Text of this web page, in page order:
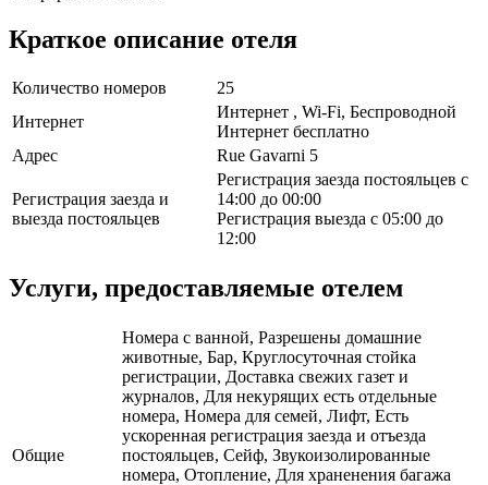
Краткое описание отеля
Количество номеров
25
Интернет
Интернет , Wi-Fi, Беспроводной
Интернет бесплатно
Адрес
Rue Gavarni 5
Регистрация заезда и
выезда постояльцев
Регистрация заезда постояльцев с
14:00 до 00:00
Регистрация выезда с 05:00 до
12:00
Услуги, предоставляемые отелем
Общие
Номера с ванной, Разрешены домашние
животные, Бар, Круглосуточная стойка
регистрации, Доставка свежих газет и
журналов, Для некурящих есть отдельные
номера, Номера для семей, Лифт, Есть
ускоренная регистрация заезда и отъезда
постояльцев, Сейф, Звукоизолированные
номера, Отопление, Для храненения багажа